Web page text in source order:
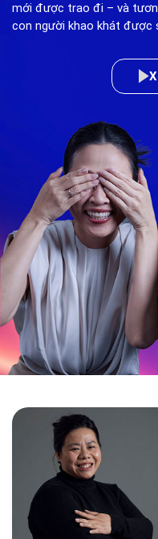
mới được trao đi – và
con người khao khát được